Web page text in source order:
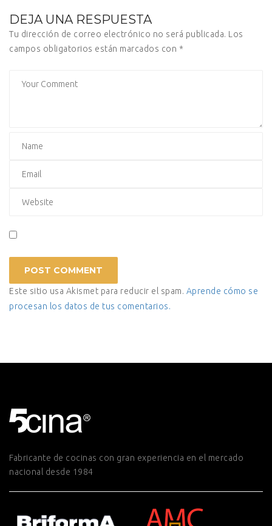
DEJA UNA RESPUESTA
Tu dirección de correo electrónico no será publicada. Los
campos obligatorios están marcados con *
Este sitio usa Akismet para reducir el spam. Aprende cómo se
procesan los datos de tus comentarios.
Fabricante de cocinas con gran experiencia en el mercado
nacional desde 1984